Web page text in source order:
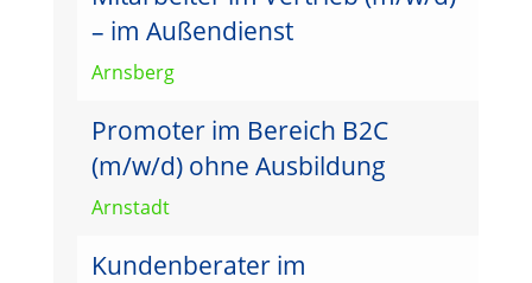
– im Außendienst
Arnsberg
Promoter im Bereich B2C
(m/w/d) ohne Ausbildung
Arnstadt
Kundenberater im